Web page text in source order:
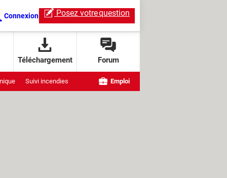
Connexion Posez votrequestion
Téléchargement Forum
Suivi incendies Emploi